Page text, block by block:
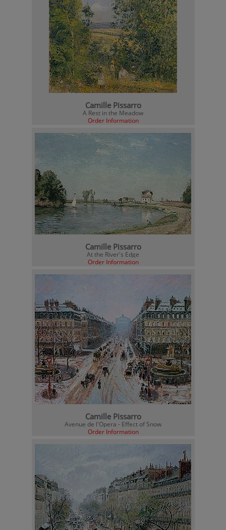
Camille Pissarro
A Rest in the Meadow
Order Information
Camille Pissarro
At the River's Edge
Order Information
Camille Pissarro
Avenue de l'Opera - Effect of Snow
Order Information